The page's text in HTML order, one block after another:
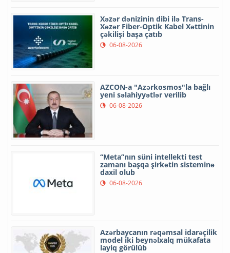
Xəzər dənizinin dibi ilə Trans-
Xəzər Fiber-Optik Kabel Xəttinin
çəkilişi başa çatıb
06-08-2026
AZCON-a "Azərkosmos"la bağlı
yeni səlahiyyətlər verilib
06-08-2026
“Meta”nın süni intellekti test
zamanı başqa şirkətin sisteminə
daxil olub
06-08-2026
Azərbaycanın rəqəmsal idarəçilik
model iki beynəlxalq mükafata
layiq görülüb